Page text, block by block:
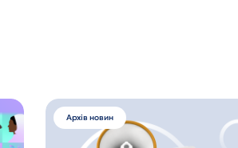
Архів новин